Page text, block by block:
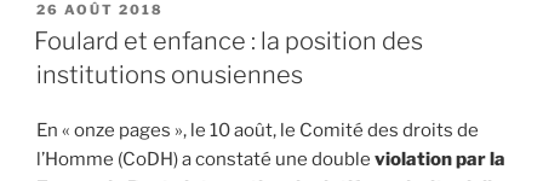
PUBLIÉ
LE
26 AOÛT 2018
Foulard et enfance : la position des
institutions onusiennes
En « onze pages », le 10 août, le Comité des droits de
l’Homme (CoDH) a constaté une double violation par la